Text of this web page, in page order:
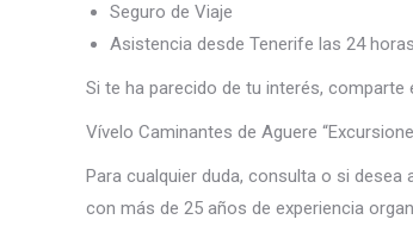
Seguro de Viaje
Asistencia desde Tenerife las 24 horas
Si te ha parecido de tu interés, comparte
Vívelo Caminantes de Aguere
Para cualquier duda, consulta o si
con más de 25 años de experiencia